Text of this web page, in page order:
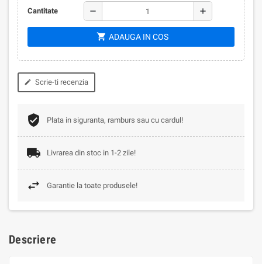
Cantitate remove add
shopping_cart ADAUGA IN COS
edit Scrie-ti recenzia
Plata in siguranta, ramburs sau cu cardul!
Livrarea din stoc in 1-2 zile!
Garantie la toate produsele!
Descriere